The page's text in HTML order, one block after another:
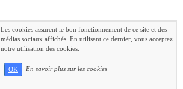
Les cookies assurent le bon fonctionnement de ce site et des
médias sociaux affichés. En utilisant ce dernier, vous acceptez
notre utilisation des cookies.
OK En savoir plus sur les cookies